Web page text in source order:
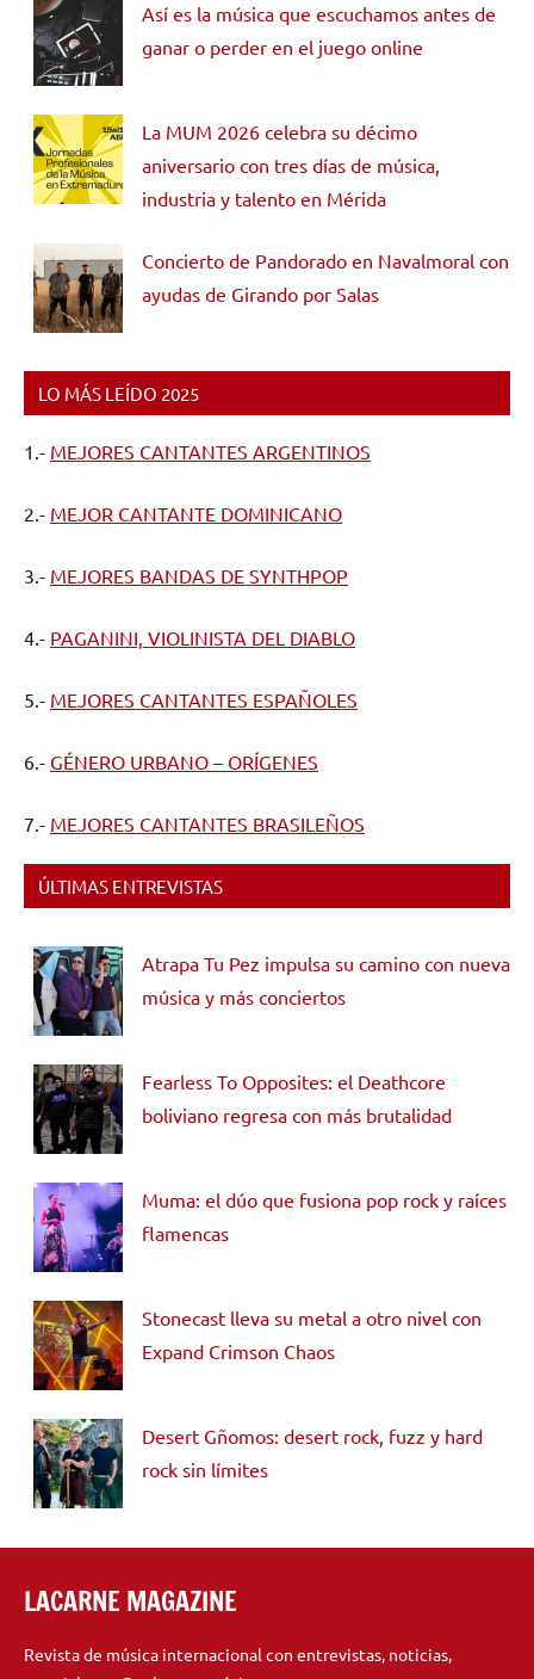
Así es la música que escuchamos antes de
ganar o perder en el juego online
La MUM 2026 celebra su décimo
aniversario con tres días de música,
industria y talento en Mérida
Concierto de Pandorado en Navalmoral con
ayudas de Girando por Salas
LO MÁS LEÍDO 2025
1.- MEJORES CANTANTES ARGENTINOS
2.- MEJOR CANTANTE DOMINICANO
3.- MEJORES BANDAS DE SYNTHPOP
4.- PAGANINI, VIOLINISTA DEL DIABLO
5.- MEJORES CANTANTES ESPAÑOLES
6.- GÉNERO URBANO – ORÍGENES
7.- MEJORES CANTANTES BRASILEÑOS
ÚLTIMAS ENTREVISTAS
Atrapa Tu Pez impulsa su camino con nueva
música y más conciertos
Fearless To Opposites: el Deathcore
boliviano regresa con más brutalidad
Muma: el dúo que fusiona pop rock y raíces
flamencas
Stonecast lleva su metal a otro nivel con
Expand Crimson Chaos
Desert Gñomos: desert rock, fuzz y hard
rock sin límites
LACARNE MAGAZINE
Revista de música internacional con entrevistas, noticias,